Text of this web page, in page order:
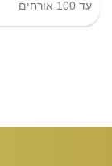
עד 100 אורחים